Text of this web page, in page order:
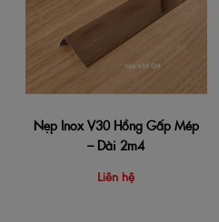
Nẹp Inox V30 Hồng Gấp Mép
– Dài 2m4
Liên hệ